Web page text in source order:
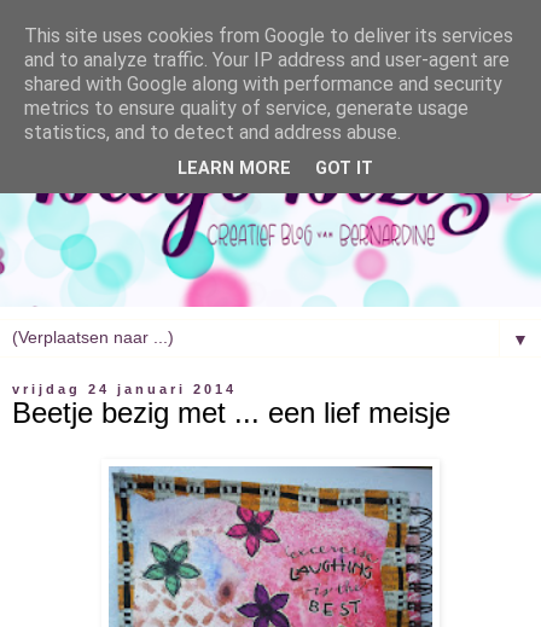
▼
vrijdag 24 januari 2014
Beetje bezig met ... een lief meisje
This site uses cookies from Google to deliver its services
and to analyze traffic. Your IP address and user-agent are
shared with Google along with performance and security
metrics to ensure quality of service, generate usage
statistics, and to detect and address abuse.
LEARN MORE GOT IT